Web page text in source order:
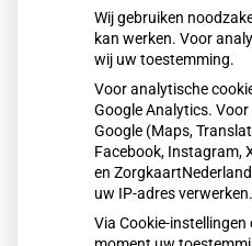
Wij gebruiken
kan werken. Voor
wij uw toestemming.
Voor analytische
Google Analytics.
Google (Maps,
Facebook, Instagram,
en
uw IP-adres verwerken.
Via Cookie-